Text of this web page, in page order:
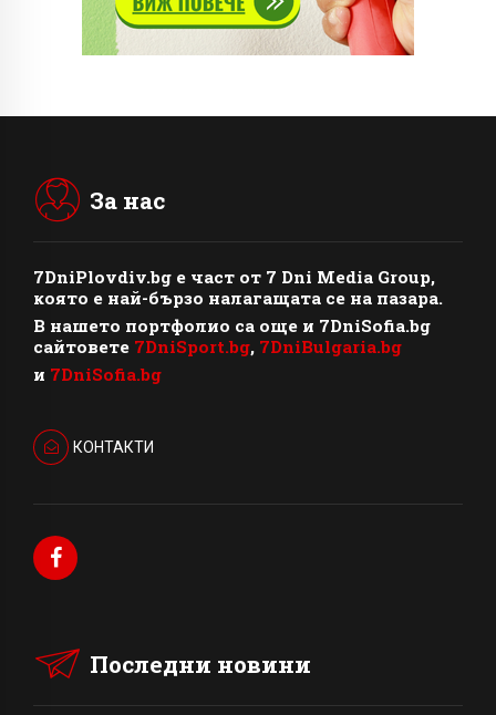
За нас
7DniPlovdiv.bg e част от 7 Dni Media Group,
която е най-бързо налагащата се на пазара.
В нашето портфолио са още и 7DniSofia.bg
сайтовете 7DniSport.bg, 7DniBulgaria.bg
и 7DniSofia.bg
КОНТАКТИ
Последни новини